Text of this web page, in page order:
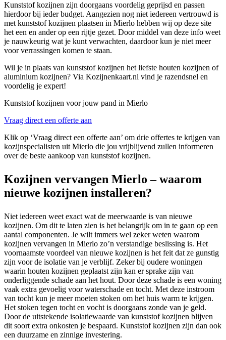
Kunststof kozijnen zijn doorgaans voordelig geprijsd en passen
hierdoor bij ieder budget. Aangezien nog niet iedereen vertrouwd is
met kunststof kozijnen plaatsen in Mierlo hebben wij op deze site
het een en ander op een rijtje gezet. Door middel van deze info weet
je nauwkeurig wat je kunt verwachten, daardoor kun je niet meer
voor verrassingen komen te staan.
Wil je in plaats van kunststof kozijnen het liefste houten kozijnen of
aluminium kozijnen? Via Kozijnenkaart.nl vind je razendsnel en
voordelig je expert!
Kunststof kozijnen voor jouw pand in Mierlo
Vraag direct een offerte aan
Klik op ‘Vraag direct een offerte aan’ om drie offertes te krijgen van
kozijnspecialisten uit Mierlo die jou vrijblijvend zullen informeren
over de beste aankoop van kunststof kozijnen.
Kozijnen vervangen Mierlo – waarom
nieuwe kozijnen installeren?
Niet iedereen weet exact wat de meerwaarde is van nieuwe
kozijnen. Om dit te laten zien is het belangrijk om in te gaan op een
aantal componenten. Je wilt immers wel zeker weten waarom
kozijnen vervangen in Mierlo zo’n verstandige beslissing is. Het
voornaamste voordeel van nieuwe kozijnen is het feit dat ze gunstig
zijn voor de isolatie van je verblijf. Zeker bij oudere woningen
waarin houten kozijnen geplaatst zijn kan er sprake zijn van
onderliggende schade aan het hout. Door deze schade is een woning
vaak extra gevoelig voor waterschade en tocht. Met deze instroom
van tocht kun je meer moeten stoken om het huis warm te krijgen.
Het stoken tegen tocht en vocht is doorgaans zonde van je geld.
Door de uitstekende isolatiewaarde van kunststof kozijnen blijven
dit soort extra onkosten je bespaard. Kunststof kozijnen zijn dan ook
een duurzame en zinnige investering.